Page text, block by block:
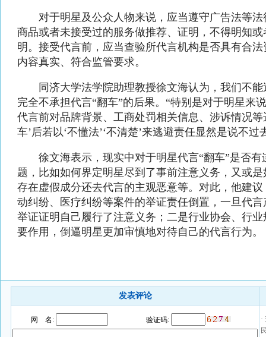
对于明星及公众人物来说，应当遵守广告法等法
商品或者未接受过的服务做推荐、证明，不得明知
明。接受代言前，应当查验所代言机构是否具有合
内容真实、符合监管要求。
同济大学法学院助理教授徐文海认为，我们不能
完全不承担代言“翻车”的后果。“特别是对于明星来
代言前对品牌背景、工商处罚相关信息、涉诉情况
车’后若以‘不懂法’‘不清楚’来逃避责任显然是说不过
徐文海表示，现实中对于明星代言“翻车”是否有
题，比如如何界定明星尽到了事前注意义务，又或
存在虚假成分还去代言的主观恶意等。对此，他建
动纠纷、医疗纠纷等案件的举证责任倒置，一旦代
举证证明自己履行了注意义务；二是行业协会、行
要作用，倒逼明星更加审慎地对待自己的代言行为。
发表评论
网 名: 验证码:
·